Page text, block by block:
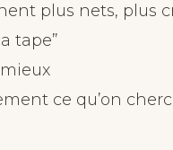
plus nets, plus
tape”
ce qu’on